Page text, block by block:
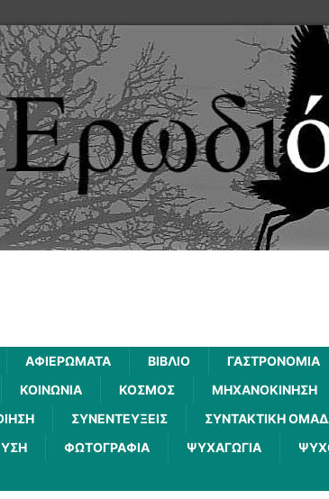
ΑΦΙΕΡΩΜΑΤΑ ΒΙΒΛΙΟ ΓΑΣΤΡΟΝΟΜΙΑ
ΚΟΙΝΩΝΙΑ ΚΟΣΜΟΣ ΜΗΧΑΝΟΚΙΝΗΣΗ
ΣΥΝΕΝΤΕΥΞΕΙΣ ΣΥΝΤΑΚΤΙΚΗ
ΦΩΤΟΓΡΑΦΙΑ ΨΥΧΑΓΩΓΙΑ